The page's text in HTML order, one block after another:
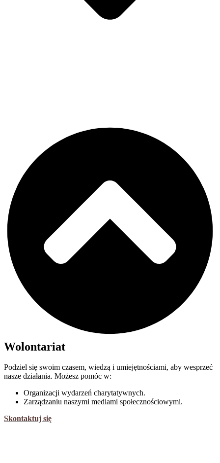
Wolontariat
Podziel się swoim czasem, wiedzą i umiejętnościami, aby wesprzeć
nasze działania. Możesz pomóc w:
Organizacji wydarzeń charytatywnych.
Zarządzaniu naszymi mediami społecznościowymi.
Skontaktuj się